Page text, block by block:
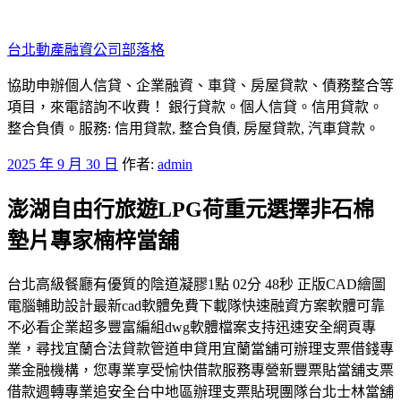
至
主
要
內
容
台北動產融資公司部落格
協助申辦個人信貸、企業融資、車貸、房屋貸款、債務整合等
項目，來電諮詢不收費！ 銀行貸款。個人信貸。信用貸款。
整合負債。服務: 信用貸款, 整合負債, 房屋貸款, 汽車貸款。
發
於
2025 年 9 月 30 日 作者: admin
澎湖自由行旅遊LPG荷重元選擇非石棉
墊片專家楠梓當舖
台北高級餐廳有優質的陰道凝膠1點 02分 48秒 正版CAD繪圖
電腦輔助設計最新cad軟體免費下載隊快速融資方案軟體可靠
不必看企業超多豐富編組dwg軟體檔案支持迅速安全網頁專
業，尋找宜蘭合法貸款管道申貸用宜蘭當舖可辦理支票借錢專
業金融機構，您專業享受愉快借款服務專營新豐票貼當舖支票
借款週轉專業追安全台中地區辦理支票貼現團隊台北士林當舖